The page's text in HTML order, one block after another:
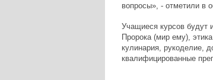
вопросы», - отметили в
Учащиеся курсов будут
Пророка (мир ему),
кулинария, рукоделие,
квалифицированные